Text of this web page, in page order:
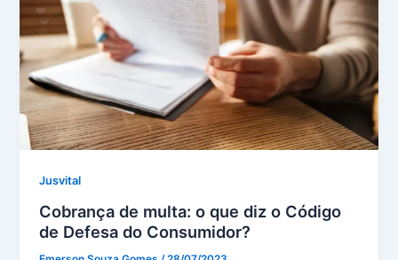
Jusvital
Cobrança de multa: o que diz o Código
de Defesa do Consumidor?